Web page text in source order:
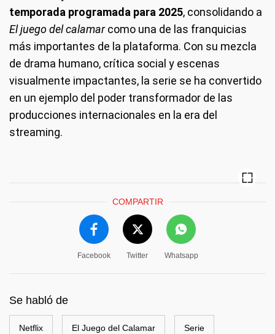
temporada programada para 2025, consolidando a
El juego del calamarcomo una de las franquicias
más importantes de la plataforma. Con su mezcla
de drama humano, crítica social y escenas
visualmente impactantes, la serie se ha convertido
en un ejemplo del poder transformador de las
producciones internacionales en la era del
streaming.
COMPARTIR
Facebook Twitter Whatsapp
Se habló de
Netflix El Juego del Calamar Serie